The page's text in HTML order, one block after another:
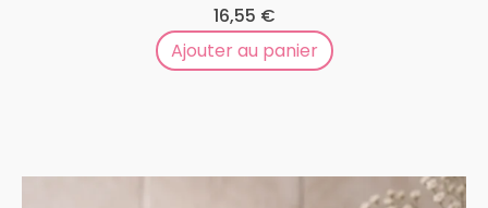
16,55 €
Ajouter au panier